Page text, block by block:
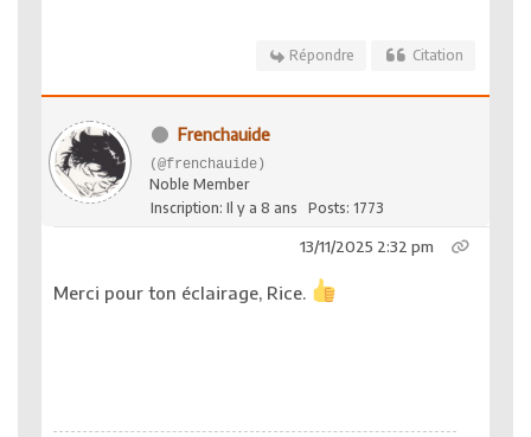
Répondre Citation
Frenchauide
(@frenchauide)
Noble Member
Inscription: Il y a 8 ans
Posts: 1773
13/11/2025 2:32 pm
Merci pour ton éclairage, Rice.